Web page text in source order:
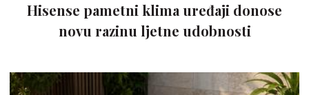
Hisense pametni klima uređaji donose
novu razinu ljetne udobnosti